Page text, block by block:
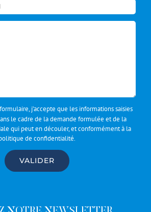
j’accepte que les informations saisies
le cadre de la demande formulée et de la
qui peut en découler, et conformément à la
de confidentialité.